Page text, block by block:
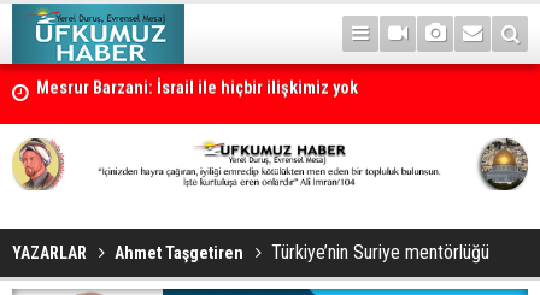
Mesrur Barzani: İsrail ile hiçbir ilişkimiz yok
Cevdet Yılmaz: Türkiye süreci tamamlanırsa Türkiye yeni bir
YAZARLAR Ahmet Taşgetiren Türkiye’nin Suriye mentörlüğü